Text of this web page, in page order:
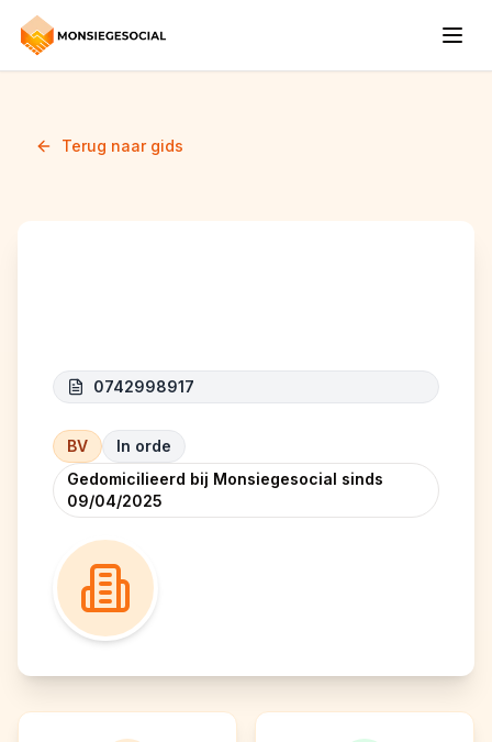
Terug naar gids
0742998917
BV
In orde
Gedomicilieerd bij Monsiegesocial sinds
09/04/2025